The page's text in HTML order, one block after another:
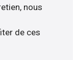
nous
de ces